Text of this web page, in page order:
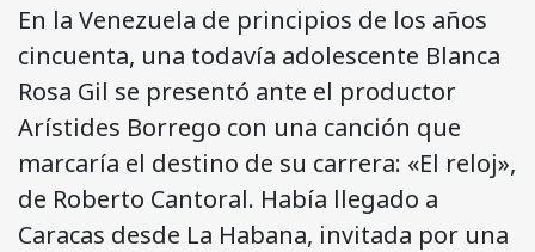
En la Venezuela de principios de los años
cincuenta, una todavía adolescente Blanca
Rosa Gil se presentó ante el productor
Arístides Borrego con una canción que
marcaría el destino de su carrera: «El reloj»,
de Roberto Cantoral. Había llegado a
Caracas desde La Habana, invitada por una